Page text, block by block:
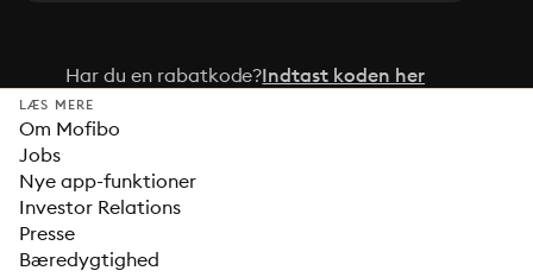
Har du en rabatkode?Indtast koden her
LÆS MERE
Om Mofibo
Jobs
Nye app-funktioner
Investor Relations
Presse
Bæredygtighed